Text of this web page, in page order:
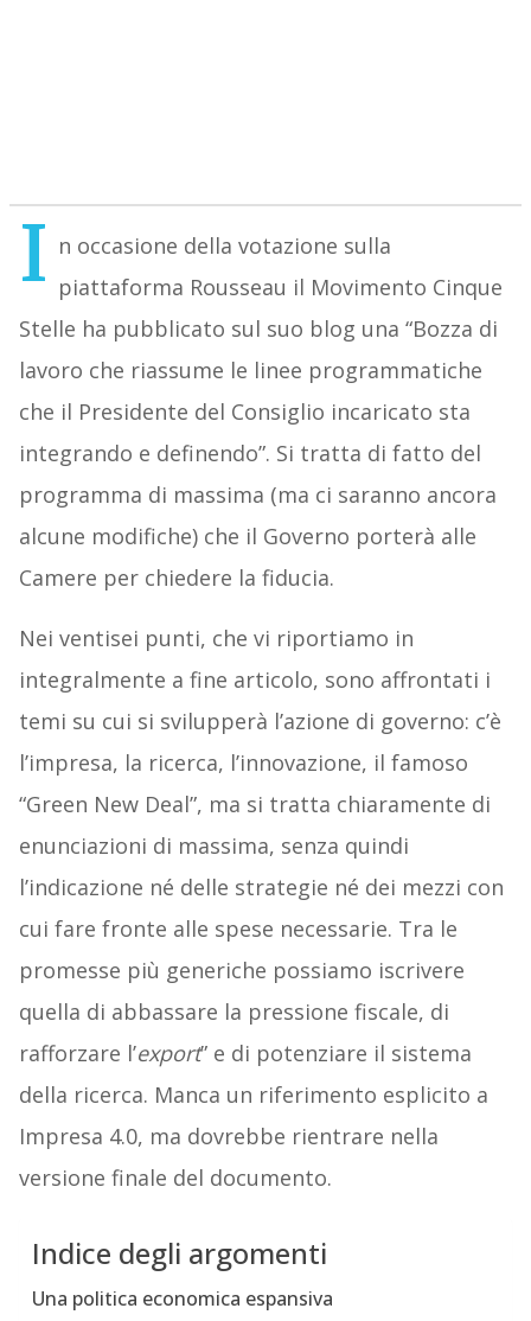
I n occasione della votazione sulla
piattaforma Rousseau il Movimento Cinque
Stelle ha pubblicato sul suo blog una “Bozza di
lavoro che riassume le linee programmatiche
che il Presidente del Consiglio incaricato sta
integrando e definendo”. Si tratta di fatto del
programma di massima (ma ci saranno ancora
alcune modifiche) che il Governo porterà alle
Camere per chiedere la fiducia.
Nei ventisei punti, che vi riportiamo in
integralmente a fine articolo, sono affrontati i
temi su cui si svilupperà l’azione di governo: c’è
l’impresa, la ricerca, l’innovazione, il famoso
“Green New Deal”, ma si tratta chiaramente di
enunciazioni di massima, senza quindi
l’indicazione né delle strategie né dei mezzi con
cui fare fronte alle spese necessarie. Tra le
promesse più generiche possiamo iscrivere
quella di abbassare la pressione fiscale, di
rafforzare l’export” e di potenziare il sistema
della ricerca. Manca un riferimento esplicito a
Impresa 4.0, ma dovrebbe rientrare nella
versione finale del documento.
Indice degli argomenti
Una politica economica espansiva